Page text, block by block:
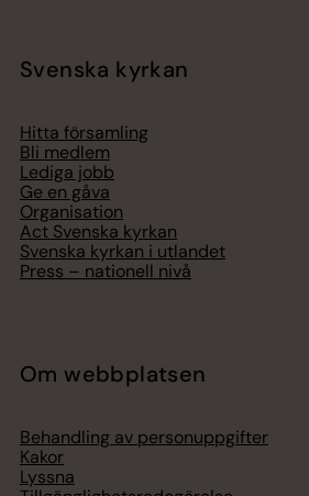
Svenska kyrkan
Hitta församling
Bli medlem
Lediga jobb
Ge en gåva
Organisation
Act Svenska kyrkan
Svenska kyrkan i utlandet
Press – nationell nivå
Om webbplatsen
Behandling av personuppgifter
Kakor
Lyssna